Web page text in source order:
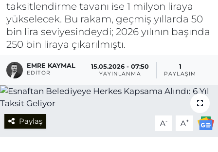
taksitlendirme tavanı ise 1 milyon liraya
yükselecek. Bu rakam, geçmiş yıllarda 50
bin lira seviyesindeydi; 2026 yılının başında
250 bin liraya çıkarılmıştı.
EMRE KAYMAL
EDITÖR
15.05.2026 - 07:50
YAYINLANMA
1
PAYLAŞIM
Paylaş A- A+